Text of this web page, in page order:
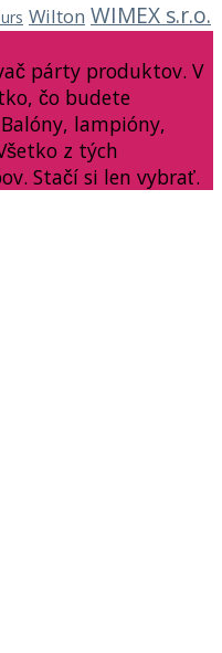
Wilton WIMEX s.r.o.
párty produktov. V
čo budete
lampióny,
z tých
Stačí si len vybrať.